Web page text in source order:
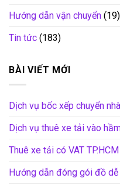
Hướng dẫn vận chuyển (19)
Tin tức (183)
BÀI VIẾT MỚI
Dịch vụ bốc xếp chuyển
Dịch vụ thuê xe tải vào
Thuê xe tải có VAT TP.HCM
Hướng dẫn đóng gói đồ